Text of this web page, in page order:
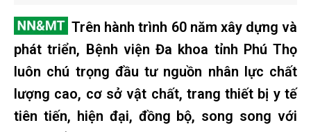
Trên hành trình 60 năm xây dựng và
phát triển, Bệnh viện Đa khoa tỉnh Phú Thọ
luôn chú trọng đầu tư nguồn nhân lực chất
lượng cao, cơ sở vật chất, trang thiết bị y tế
tiên tiến, hiện đại, đồng bộ, song song với